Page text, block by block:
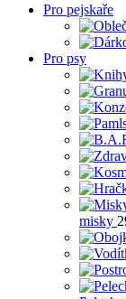
Pro pejskaře
Pro psy
misky